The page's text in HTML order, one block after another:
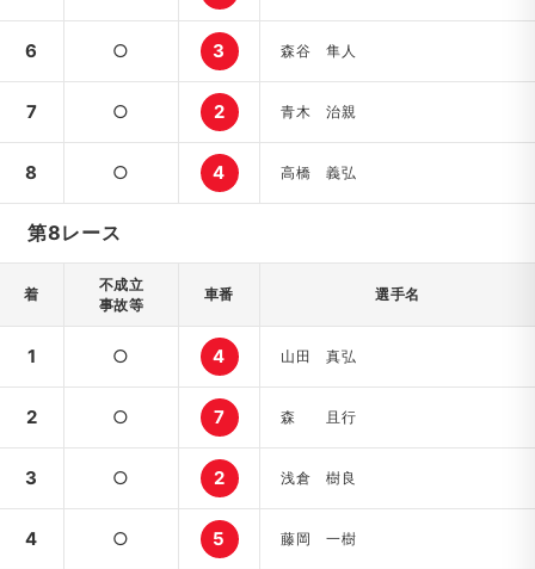
6 ○ 3 森谷 隼人
7 ○ 2 青木 治親
8 ○ 4 高橋 義弘
第8レース
着
不成立
事故等
車番 選手名
1 ○ 4 山田 真弘
2 ○ 7 森 且行
3 ○ 2 浅倉 樹良
4 ○ 5 藤岡 一樹